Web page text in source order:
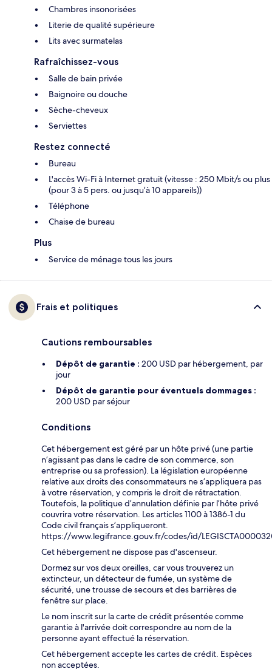
Chambres insonorisées
Literie de qualité supérieure
Lits avec surmatelas
Rafraîchissez-vous
Salle de bain privée
Baignoire ou douche
Sèche-cheveux
Serviettes
Restez connecté
Bureau
L'accès Wi-Fi à Internet gratuit (vitesse : 250 Mbit/s ou plus
(pour 3 à 5 pers. ou jusqu’à 10 appareils))
Téléphone
Chaise de bureau
Plus
Service de ménage tous les jours
Frais et politiques
Cautions remboursables
Dépôt de garantie : 200 USD par hébergement, par
jour
Dépôt de garantie pour éventuels dommages :
200 USD par séjour
Conditions
Cet hébergement est géré par un hôte privé (une partie
n’agissant pas dans le cadre de son commerce, son
entreprise ou sa profession). La législation européenne
relative aux droits des consommateurs ne s’appliquera pas
à votre réservation, y compris le droit de rétractation.
Toutefois, la politique d’annulation définie par l’hôte privé
couvrira votre réservation. Les articles 1100 à 1386-1 du
Code civil français s’appliqueront.
https://www.legifrance.gouv.fr/codes/id/
Cet hébergement ne dispose pas d'ascenseur.
Dormez sur vos deux oreilles, car vous trouverez un
extincteur, un détecteur de fumée, un système de
sécurité, une trousse de secours et des barrières de
fenêtre sur place.
Le nom inscrit sur la carte de crédit présentée comme
garantie à l'arrivée doit correspondre au nom de la
personne ayant effectué la réservation.
Cet hébergement accepte les cartes de crédit. Espèces
non acceptées.